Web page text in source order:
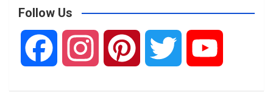
c
Follow Us